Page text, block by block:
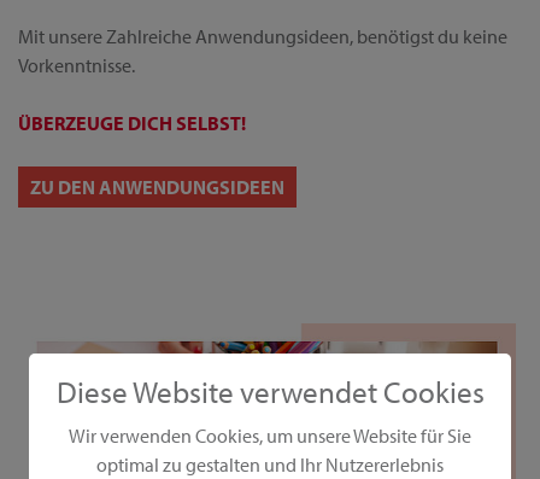
Diese Website verwendet Cookies
Wir verwenden Cookies, um unsere Website für Sie
optimal zu gestalten und Ihr Nutzererlebnis
Mit unsere Zahlreiche Anwendungsideen, benötigst du keine
Vorkenntnisse.
ÜBERZEUGE DICH SELBST!
ZU DEN ANWENDUNGSIDEEN